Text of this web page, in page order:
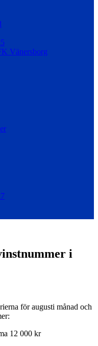
Vänersborg
i
för augusti månad och
12 000 kr